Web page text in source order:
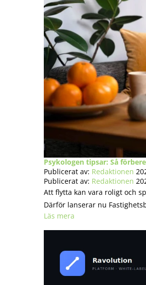
Psykologen tipsar: Så
Publicerat av: Redaktionen
Publicerat av: Redaktionen
Att flytta kan vara roligt och
Därför lanserar nu
Läs mera